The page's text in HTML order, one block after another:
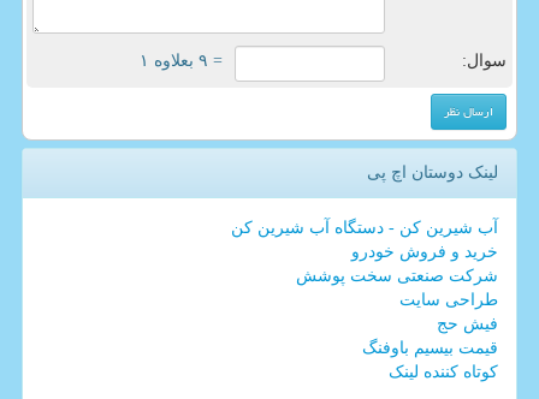
سوال: = ۹ بعلاوه ۱
لینک دوستان اچ پی
آب شیرین کن - دستگاه آب شیرین کن
خرید و فروش خودرو
شرکت صنعتی سخت پوشش
طراحی سایت
فیش حج
قیمت بیسیم باوفنگ
کوتاه کننده لینک